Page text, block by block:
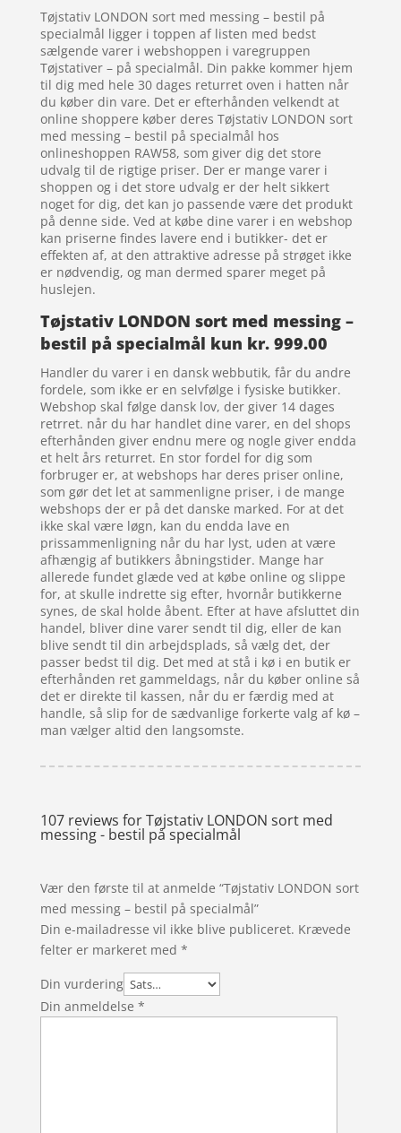
Tøjstativ LONDON sort med messing – bestil på
specialmål ligger i toppen af listen med bedst
sælgende varer i webshoppen i varegruppen
Tøjstativer – på specialmål. Din pakke kommer hjem
til dig med hele 30 dages returret oven i hatten når
du køber din vare. Det er efterhånden velkendt at
online shoppere køber deres Tøjstativ LONDON sort
med messing – bestil på specialmål hos
onlineshoppen RAW58, som giver dig det store
udvalg til de rigtige priser. Der er mange varer i
shoppen og i det store udvalg er der helt sikkert
noget for dig, det kan jo passende være det produkt
på denne side. Ved at købe dine varer i en webshop
kan priserne findes lavere end i butikker- det er
effekten af, at den attraktive adresse på strøget ikke
er nødvendig, og man dermed sparer meget på
huslejen.
Tøjstativ LONDON sort med messing –
bestil på specialmål kun kr. 999.00
Handler du varer i en dansk webbutik, får du andre
fordele, som ikke er en selvfølge i fysiske butikker.
Webshop skal følge dansk lov, der giver 14 dages
retrret. når du har handlet dine varer, en del shops
efterhånden giver endnu mere og nogle giver endda
et helt års returret. En stor fordel for dig som
forbruger er, at webshops har deres priser online,
som gør det let at sammenligne priser, i de mange
webshops der er på det danske marked. For at det
ikke skal være løgn, kan du endda lave en
prissammenligning når du har lyst, uden at være
afhængig af butikkers åbningstider. Mange har
allerede fundet glæde ved at købe online og slippe
for, at skulle indrette sig efter, hvornår butikkerne
synes, de skal holde åbent. Efter at have afsluttet din
handel, bliver dine varer sendt til dig, eller de kan
blive sendt til din arbejdsplads, så vælg det, der
passer bedst til dig. Det med at stå i kø i en butik er
efterhånden ret gammeldags, når du køber online så
det er direkte til kassen, når du er færdig med at
handle, så slip for de sædvanlige forkerte valg af kø –
man vælger altid den langsomste.
107 reviews forTøjstativ LONDON sort med
messing - bestil på specialmål
Vær den første til at anmelde “Tøjstativ LONDON sort
med messing – bestil på specialmål”
Din e-mailadresse vil ikke blive publiceret. Krævede
felter er markeret med *
Din vurdering
Din anmeldelse *